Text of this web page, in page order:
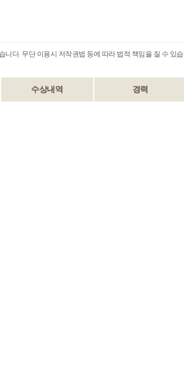
니다. 무단 이용시 저작권법 등에 따라 법적 책임을 질 수 있습
수상내역 경력